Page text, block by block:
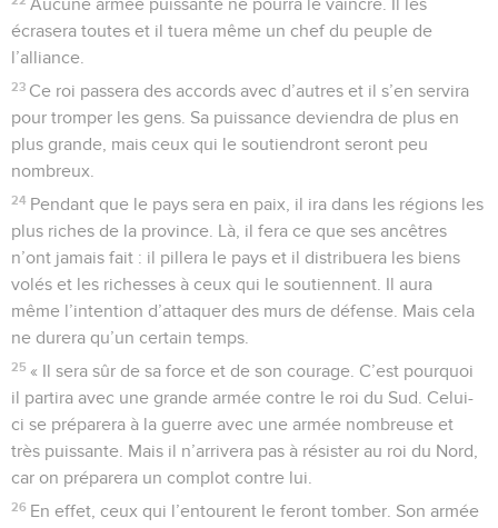
Aucune armée puissante ne pourra le vaincre. Il les
écrasera toutes et il tuera même un chef du peuple de
l’alliance.
23 Ce roi passera des accords avec d’autres et il s’en servira
pour tromper les gens. Sa puissance deviendra de plus en
plus grande, mais ceux qui le soutiendront seront peu
nombreux.
24 Pendant que le pays sera en paix, il ira dans les régions les
plus riches de la province. Là, il fera ce que ses ancêtres
n’ont jamais fait : il pillera le pays et il distribuera les biens
volés et les richesses à ceux qui le soutiennent. Il aura
même l’intention d’attaquer des murs de défense. Mais cela
ne durera qu’un certain temps.
25 « Il sera sûr de sa force et de son courage. C’est pourquoi
il partira avec une grande armée contre le roi du Sud. Celui-
ci se préparera à la guerre avec une armée nombreuse et
très puissante. Mais il n’arrivera pas à résister au roi du Nord,
car on préparera un complot contre lui.
26 En effet, ceux qui l’entourent le feront tomber. Son armée